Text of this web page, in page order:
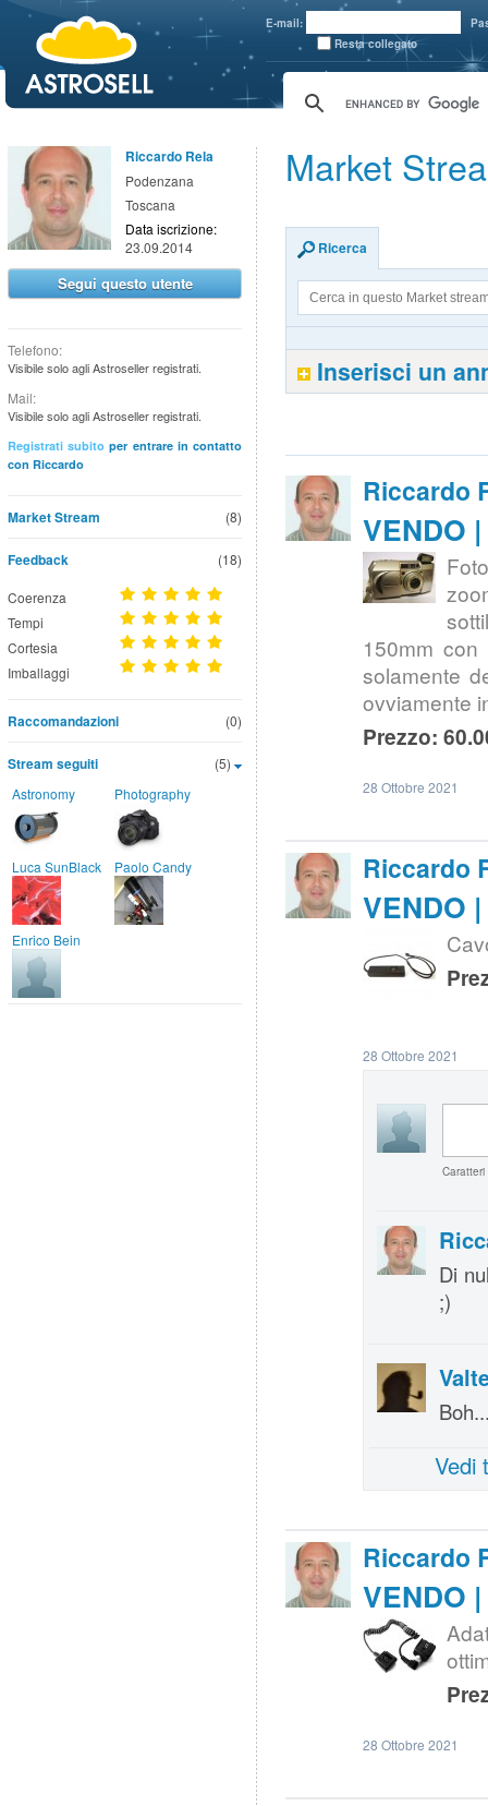
E-mail:
Resta collegato
Riccardo Rela
Podenzana
Toscana
Data iscrizione:
23.09.2014
Segui questo utente
Telefono:
Visibile solo agli Astroseller registrati.
Mail:
Visibile solo agli Astroseller registrati.
Registrati subito per entrare in contatto
con Riccardo
(8)
Market Stream
Feedback (18)
Coerenza
Tempi
Cortesia
Imballaggi
(0)
Raccomandazioni
(5)
Stream seguiti
Astronomy Photography
Luca SunBlack Paolo Candy
Enrico Bein
Market
Ricerca
Inserisci un
Riccardo
VENDO
150mm
solamente
ovviamente
Prezzo:
28 Ottobre 2021
Riccardo
VENDO
28 Ottobre 2021
Di
;)
Vedi
Riccardo
VENDO
28 Ottobre 2021